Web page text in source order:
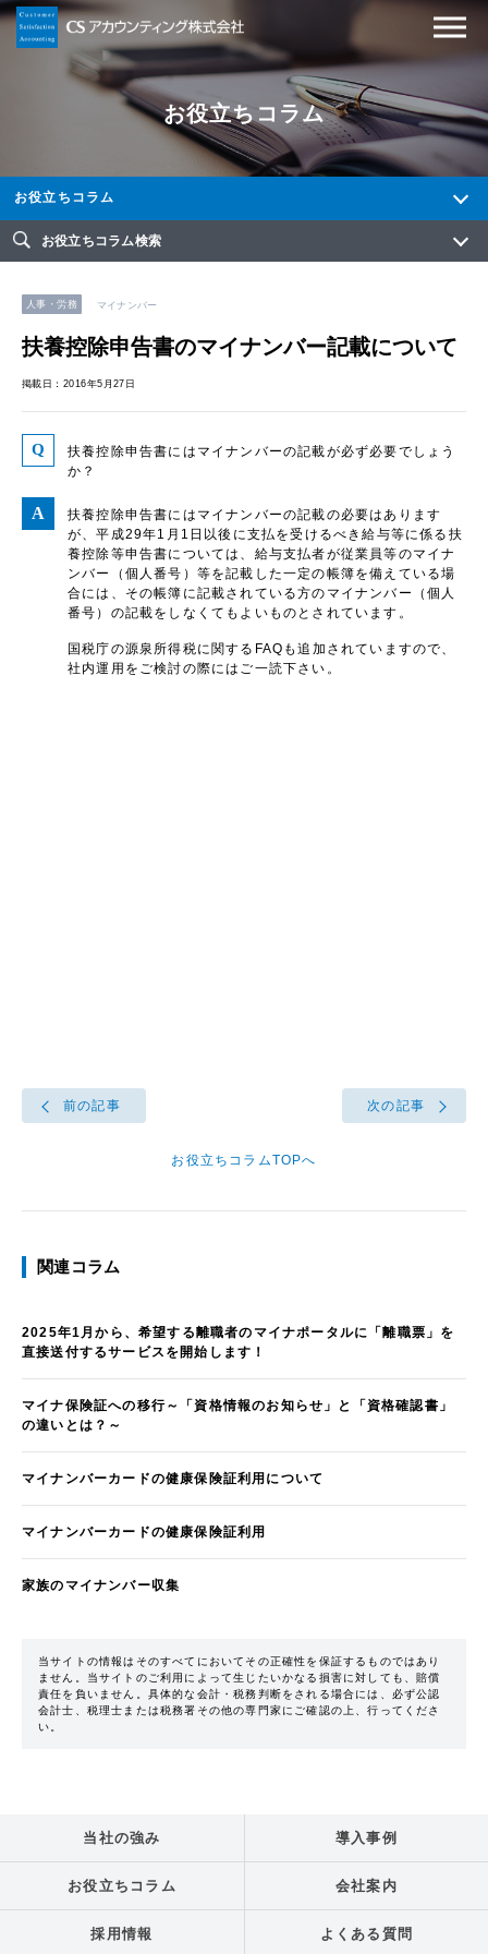
お役立ちコラム
お役立ちコラム
お役立ちコラム検索
人事・労務 マイナンバー
扶養控除申告書のマイナンバー記載について
掲載日：2016年5月27日
扶養控除申告書にはマイナンバーの記載が必ず必要でしょう
か？
扶養控除申告書にはマイナンバーの記載の必要はあります
が、平成29年1月1日以後に支払を受けるべき給与等に係る扶
養控除等申告書については、給与支払者が従業員等のマイナ
ンバー（個人番号）等を記載した一定の帳簿を備えている場
合には、その帳簿に記載されている方のマイナンバー（個人
番号）の記載をしなくてもよいものとされています。
国税庁の源泉所得税に関するFAQも追加されていますので、
社内運用をご検討の際にはご一読下さい。
前の記事
お役立ちコラムTOPへ
次の記事
関連コラム
2025年1月から、希望する離職者のマイナポータルに「離職票」を
直接送付するサービスを開始します！
マイナ保険証への移行～「資格情報のお知らせ」と「資格確認書」
の違いとは？～
マイナンバーカードの健康保険証利用について
マイナンバーカードの健康保険証利用
家族のマイナンバー収集
当サイトの情報はそのすべてにおいてその正確性を保証するものではあり
ません。当サイトのご利用によって生じたいかなる損害に対しても、賠償
責任を負いません。具体的な会計・税務判断をされる場合には、必ず公認
会計士、税理士または税務署その他の専門家にご確認の上、行ってくださ
い。
当社の強み 導入事例
お役立ちコラム 会社案内
採用情報 よくある質問